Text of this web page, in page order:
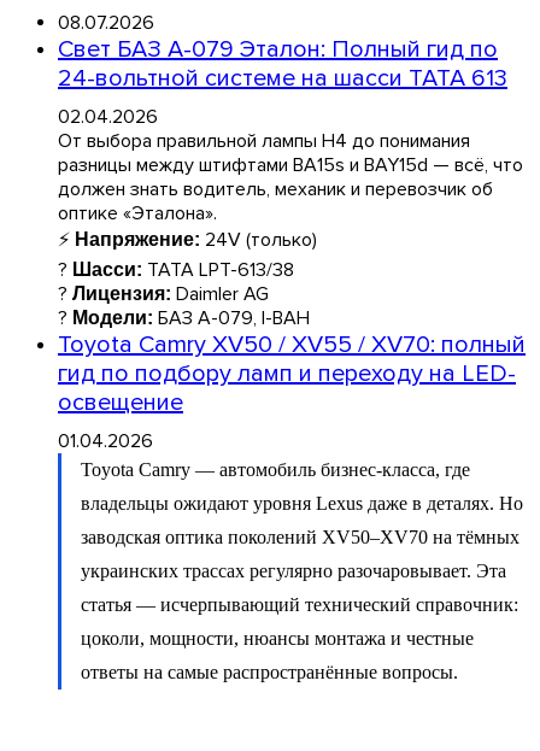
08.07.2026
Свет БАЗ А-079 Эталон: Полный гид по
24-вольтной системе на шасси TATA 613
02.04.2026
От выбора правильной лампы H4 до понимания
разницы между штифтами BA15s и BAY15d — всё, что
должен знать водитель, механик и перевозчик об
оптике «Эталона».
⚡ Напряжение: 24V (только)
? Шасси: TATA LPT-613/38
? Лицензия: Daimler AG
? Модели: БАЗ А-079, І-ВАН
Toyota Camry XV50 / XV55 / XV70: полный
гид по подбору ламп и переходу на LED-
освещение
01.04.2026
Toyota Camry — автомобиль бизнес-класса, где
владельцы ожидают уровня Lexus даже в деталях. Но
заводская оптика поколений XV50–XV70 на тёмных
украинских трассах регулярно разочаровывает. Эта
статья — исчерпывающий технический справочник:
цоколи, мощности, нюансы монтажа и честные
ответы на самые распространённые вопросы.